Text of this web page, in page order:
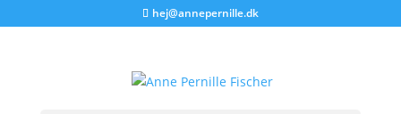
hej@annepernille.dk